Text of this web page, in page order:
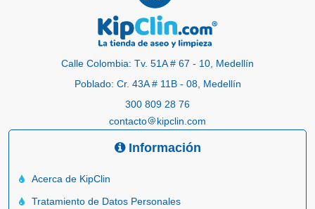
Calle Colombia: Tv. 51A # 67 - 10, Medellín
Poblado: Cr. 43A # 11B - 08, Medellín
300 809 28 76
contacto
kipclin.com
Información
Acerca de KipClin
Tratamiento de Datos Personales